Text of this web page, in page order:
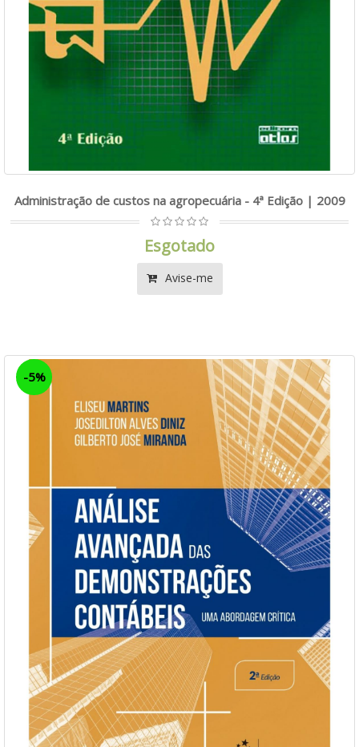
Administração de custos na agropecuária - 4ª Edição | 2009
Esgotado
Avise-me
-5%